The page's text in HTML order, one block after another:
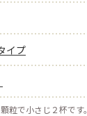
イプ
粒で小さじ２杯です。